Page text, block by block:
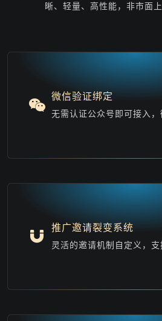
晰、轻量、高性能，非市面
微信验证绑定
无需认证公众号即可接入
推广邀请裂变系统
灵活的邀请机制自定义，